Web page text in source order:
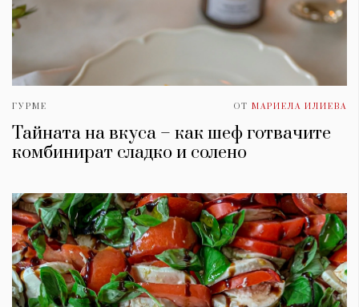
ГУРМЕ ОТ МАРИЕЛА ИЛИЕВА
Тайната на вкуса – как шеф готвачите
комбинират сладко и солено